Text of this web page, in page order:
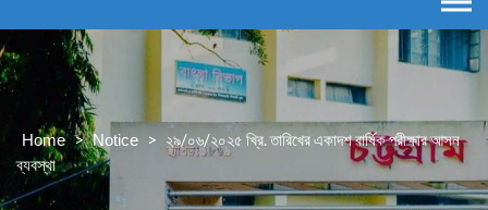
Home > Notice > ২৯/০৬/২০২৫ খ্রি. তারিখের একাদশ বার্ষিক পরীক্ষার আসন
ব্যবস্থা